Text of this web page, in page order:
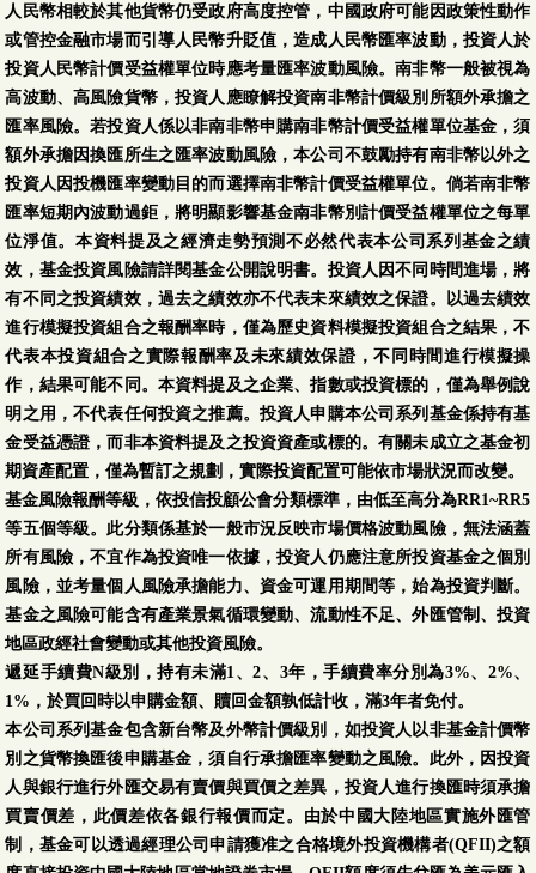
人民幣相較於其他貨幣仍受政府高度控管，中國政府可能因政策性動作
或管控金融市場而引導人民幣升貶值，造成人民幣匯率波動，投資人於
投資人民幣計價受益權單位時應考量匯率波動風險。南非幣一般被視為
高波動、高風險貨幣，投資人應瞭解投資南非幣計價級別所額外承擔之
匯率風險。若投資人係以非南非幣申購南非幣計價受益權單位基金，須
額外承擔因換匯所生之匯率波動風險，本公司不鼓勵持有南非幣以外之
投資人因投機匯率變動目的而選擇南非幣計價受益權單位。倘若南非幣
匯率短期內波動過鉅，將明顯影響基金南非幣別計價受益權單位之每單
位淨值。本資料提及之經濟走勢預測不必然代表本公司系列基金之績
效，基金投資風險請詳閱基金公開說明書。投資人因不同時間進場，將
有不同之投資績效，過去之績效亦不代表未來績效之保證。以過去績效
進行模擬投資組合之報酬率時，僅為歷史資料模擬投資組合之結果，不
代表本投資組合之實際報酬率及未來績效保證，不同時間進行模擬操
作，結果可能不同。本資料提及之企業、指數或投資標的，僅為舉例說
明之用，不代表任何投資之推薦。投資人申購本公司系列基金係持有基
金受益憑證，而非本資料提及之投資資產或標的。有關未成立之基金初
期資產配置，僅為暫訂之規劃，實際投資配置可能依市場狀況而改變。
基金風險報酬等級，依投信投顧公會分類標準，由低至高分為RR1~RR5
等五個等級。此分類係基於一般市況反映市場價格波動風險，無法涵蓋
所有風險，不宜作為投資唯一依據，投資人仍應注意所投資基金之個別
風險，並考量個人風險承擔能力、資金可運用期間等，始為投資判斷。
基金之風險可能含有產業景氣循環變動、流動性不足、外匯管制、投資
地區政經社會變動或其他投資風險。
遞延手續費N級別，持有未滿1、2、3年，手續費率分別為3%、2%、
1%，於買回時以申購金額、贖回金額孰低計收，滿3年者免付。
本公司系列基金包含新台幣及外幣計價級別，如投資人以非基金計價幣
別之貨幣換匯後申購基金，須自行承擔匯率變動之風險。此外，因投資
人與銀行進行外匯交易有賣價與買價之差異，投資人進行換匯時須承擔
買賣價差，此價差依各銀行報價而定。由於中國大陸地區實施外匯管
制，基金可以透過經理公司申請獲准之合格境外投資機構者(QFII)之額